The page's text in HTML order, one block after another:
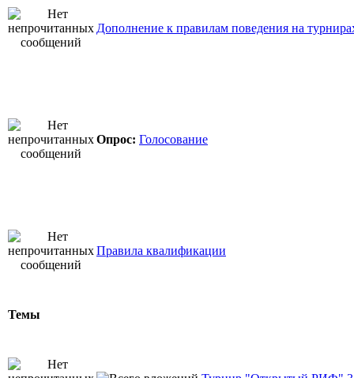
Дополнение к правилам поведения на
Опрос: Голосование
Правила квалификации
Темы